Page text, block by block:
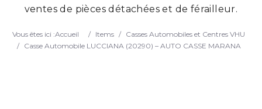
Search
ventes de pièces détachées et de férailleur.
Vous êtes ici :Accueil / Items / Casses Automobiles et Centres VHU
/
Casse Automobile LUCCIANA (20290) – AUTO CASSE MARANA